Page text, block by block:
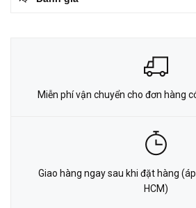
Miễn phí vận chuyển cho đơn hàng
Giao hàng ngay sau khi đặt hàng
HCM)